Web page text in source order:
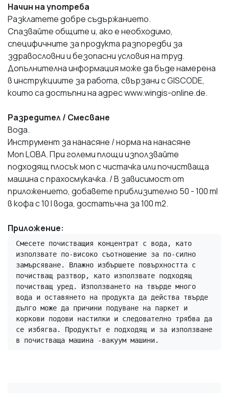
Начин на употреба
Разклатете добре съдържанието.
Спазвайте общите и, ако е необходимо,
специфичните за продукта разпоредби за
здравословни и безопасни условия на труд.
Допълнителна информация може да бъде намерена
в инструкциите за работа, свързани с GISCODE,
които са достъпни на адрес www.wingis-online.de.
Разредител / Смесване
Вода.
Инструмент за нанасяне / норма на нанасяне
Моп LOBA. При големи площи използвайте
подходящ плосък моп с чистачка или почистваща
машина с прахосмукачка. / В зависимост от
приложението, добавете приблизително 50 - 100 ml
в кофа с 10 l вода, достатъчна за 100 m2.
Приложение:
Смесете почистващия концентрат с вода, като
използвате по-високо съотношение за по-силно
замърсяване. Влажно избършете повърхността с
почистващ разтвор, като използвате подходящ
почистващ уред. Използването на твърде много
вода и оставянето на продукта да действа твърде
дълго може да причини подуване на паркет и
коркови подови настилки и следователно трябва да
се избягва. Продуктът е подходящ и за използване
в почистваща машина -вакуум машини.